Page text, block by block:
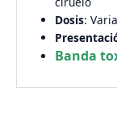
Dosis:
Banda